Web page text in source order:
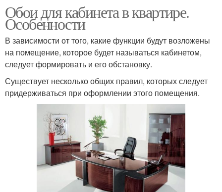
Обои для кабинета в квартире.
Особенности
В зависимости от того, какие функции будут возложены
на помещение, которое будет называться кабинетом,
следует формировать и его обстановку.
Существует несколько общих правил, которых следует
придерживаться при оформлении этого помещения.